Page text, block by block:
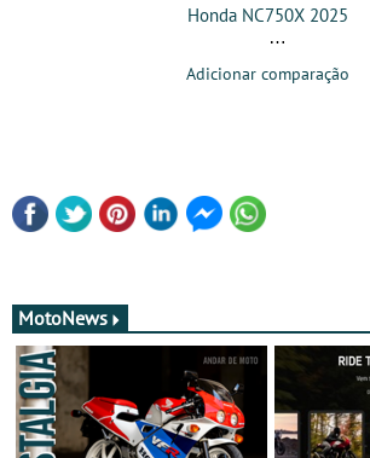
Honda NC750X 2025
Adicionar comparação
MotoNews